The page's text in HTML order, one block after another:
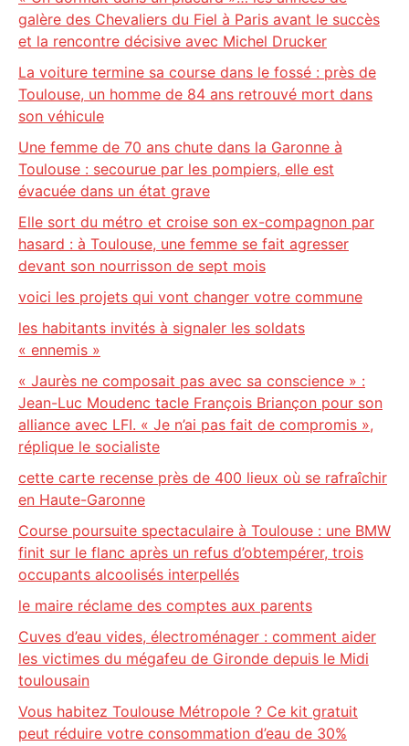
galère des Chevaliers du Fiel à Paris avant le succès
et la rencontre décisive avec Michel Drucker
La voiture termine sa course dans le fossé : près de
Toulouse, un homme de 84 ans retrouvé mort dans
son véhicule
Une femme de 70 ans chute dans la Garonne à
Toulouse : secourue par les pompiers, elle est
évacuée dans un état grave
Elle sort du métro et croise son ex-compagnon par
hasard : à Toulouse, une femme se fait agresser
devant son nourrisson de sept mois
voici les projets qui vont changer votre commune
les habitants invités à signaler les soldats
« ennemis »
« Jaurès ne composait pas avec sa conscience » :
Jean-Luc Moudenc tacle François Briançon pour son
alliance avec LFI. « Je n’ai pas fait de compromis »,
réplique le socialiste
cette carte recense près de 400 lieux où se rafraîchir
en Haute-Garonne
Course poursuite spectaculaire à Toulouse : une BMW
finit sur le flanc après un refus d’obtempérer, trois
occupants alcoolisés interpellés
le maire réclame des comptes aux parents
Cuves d’eau vides, électroménager : comment aider
les victimes du mégafeu de Gironde depuis le Midi
toulousain
Vous habitez Toulouse Métropole ? Ce kit gratuit
peut réduire votre consommation d’eau de 30%